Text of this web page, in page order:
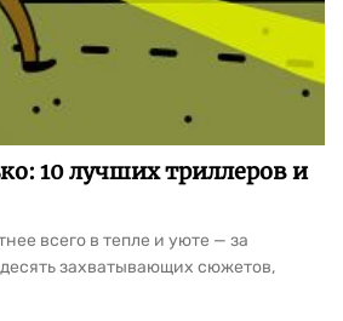
10 лучших триллеров и
всего в тепле и уюте — за
захватывающих сюжетов,